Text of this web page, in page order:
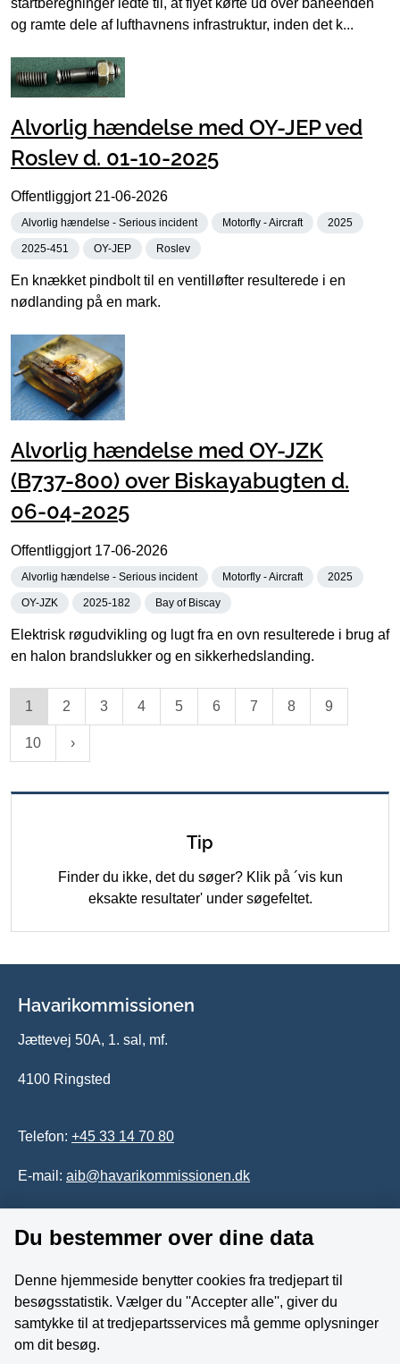
startberegninger ledte til, at flyet kørte ud over baneenden
og ramte dele af lufthavnens infrastruktur, inden det k...
Alvorlig hændelse med OY-JEP ved
Roslev d. 01-10-2025
Offentliggjort 21-06-2026
Alvorlig hændelse - Serious incident Motorfly - Aircraft 2025
2025-451 OY-JEP Roslev
En knækket pindbolt til en ventilløfter resulterede i en
nødlanding på en mark.
Alvorlig hændelse med OY-JZK
(B737-800) over Biskayabugten d.
06-04-2025
Offentliggjort 17-06-2026
Alvorlig hændelse - Serious incident Motorfly - Aircraft 2025
OY-JZK 2025-182 Bay of Biscay
Elektrisk røgudvikling og lugt fra en ovn resulterede i brug af
en halon brandslukker og en sikkerhedslanding.
1 2 3 4 5 6 7 8 9
10
Tip
Finder du ikke, det du søger? Klik på ´vis kun
eksakte resultater' under søgefeltet.
Havarikommissionen
Jættevej 50A, 1. sal, mf.
4100 Ringsted
Telefon: +45 33 14 70 80
E-mail: aib@havarikommissionen.dk
Tilgængelighedserklæring
Whistleblowerordning
Følg os på YouTube
Du bestemmer over dine data
Denne hjemmeside benytter cookies fra tredjepart til
besøgsstatistik. Vælger du ''Accepter alle'', giver du
samtykke til at tredjepartsservices må gemme oplysninger
om dit besøg.